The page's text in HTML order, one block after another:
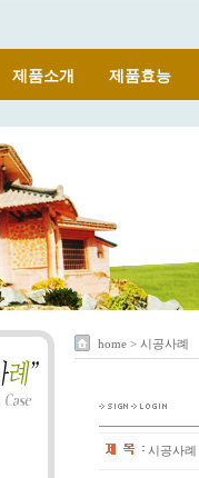
제품소개 제품효능
home > 시공사례
시공사례